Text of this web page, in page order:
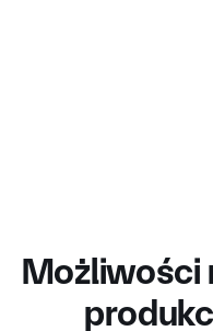
Możliwości